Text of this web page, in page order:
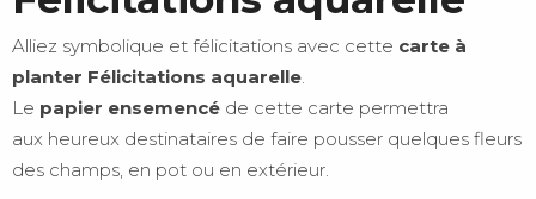
Alliez symbolique et félicitations avec cette carte à
planter Félicitations aquarelle
Le papier ensemencé de cette carte permettra
aux heureux destinataires de faire pousser quelques fleurs
des champs, en pot ou en extérieur.